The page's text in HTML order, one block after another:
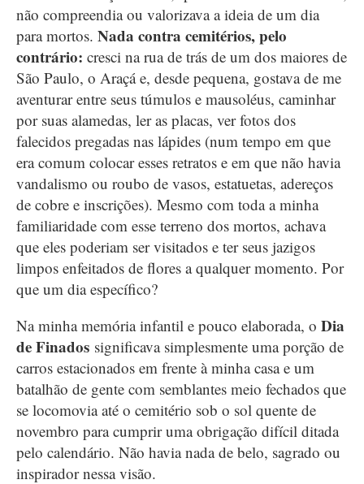
não compreendia ou valorizava a ideia de um dia
para mortos. Nada contra cemitérios, pelo
contrário: cresci na rua de trás de um dos maiores de
São Paulo, o Araçá e, desde pequena, gostava de me
aventurar entre seus túmulos e mausoléus, caminhar
por suas alamedas, ler as placas, ver fotos dos
falecidos pregadas nas lápides (num tempo em que
era comum colocar esses retratos e em que não havia
vandalismo ou roubo de vasos, estatuetas, adereços
de cobre e inscrições). Mesmo com toda a minha
familiaridade com esse terreno dos mortos, achava
que eles poderiam ser visitados e ter seus jazigos
limpos enfeitados de flores a qualquer momento. Por
que um dia específico?
Na minha memória infantil e pouco elaborada, o Dia
de Finados significava simplesmente uma porção de
carros estacionados em frente à minha casa e um
batalhão de gente com semblantes meio fechados que
se locomovia até o cemitério sob o sol quente de
novembro para cumprir uma obrigação difícil ditada
pelo calendário. Não havia nada de belo, sagrado ou
inspirador nessa visão.